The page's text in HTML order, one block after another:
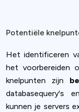
Potentiële
Het identificeren
het voorbereiden
knelpunten zijn
databasequery's
kunnen je servers